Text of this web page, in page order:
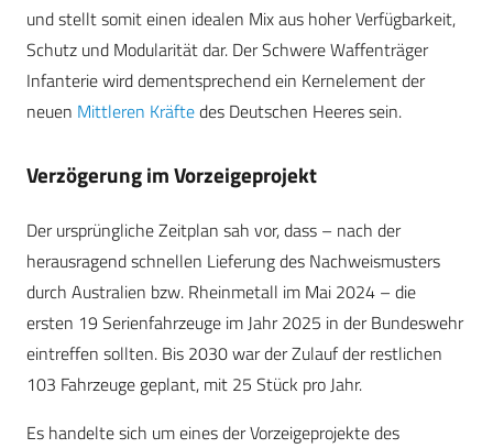
und stellt somit einen idealen Mix aus hoher Verfügbarkeit,
Schutz und Modularität dar. Der Schwere Waffenträger
Infanterie wird dementsprechend ein Kernelement der
neuen Mittleren Kräftedes Deutschen Heeres sein.
Verzögerung im Vorzeigeprojekt
Der ursprüngliche Zeitplan sah vor, dass – nach der
herausragend schnellen Lieferung des Nachweismusters
durch Australien bzw. Rheinmetall im Mai 2024 – die
ersten 19 Serienfahrzeuge im Jahr 2025 in der Bundeswehr
eintreffen sollten. Bis 2030 war der Zulauf der restlichen
103 Fahrzeuge geplant, mit 25 Stück pro Jahr.
Es handelte sich um eines der Vorzeigeprojekte des